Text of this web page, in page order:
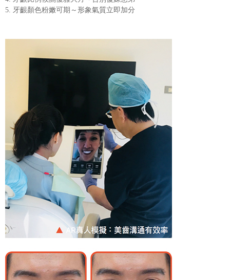
5. 牙齦顏色粉嫩可期～形象氣質立即加分